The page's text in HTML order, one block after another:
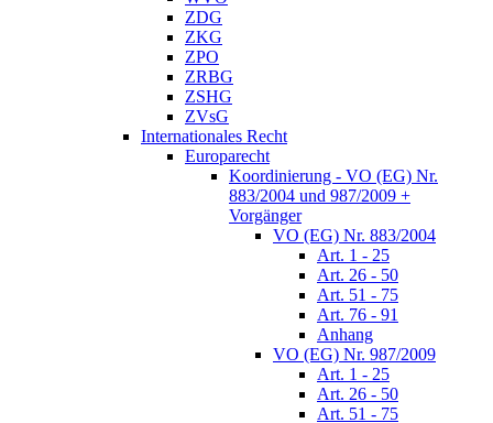
ZDG
ZKG
ZPO
ZRBG
ZSHG
ZVsG
Internationales Recht
Europarecht
Koordinierung - VO (EG) Nr.
883/2004 und 987/2009 +
Vorgänger
VO (EG) Nr. 883/2004
Art. 1 - 25
Art. 26 - 50
Art. 51 - 75
Art. 76 - 91
Anhang
VO (EG) Nr. 987/2009
Art. 1 - 25
Art. 26 - 50
Art. 51 - 75